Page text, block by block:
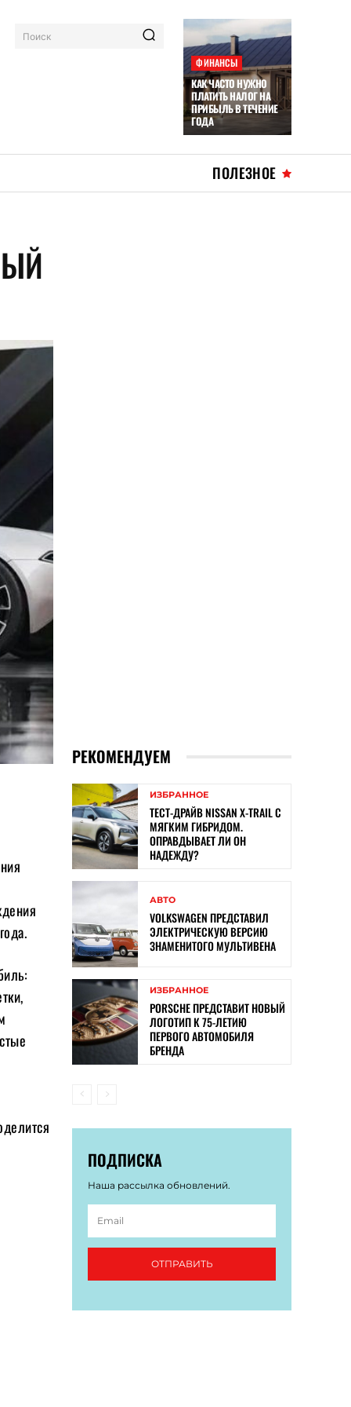
Поиск
ФИНАНСЫ
КАК ЧАСТО НУЖНО
ПЛАТИТЬ НАЛОГ НА
ПРИБЫЛЬ В ТЕЧЕНИЕ
ГОДА
ПОЛЕЗНОЕ
РЕКОМЕНДУЕМ
ИЗБРАННОЕ
ТЕСТ-ДРАЙВ NISSAN X-TRAIL С
МЯГКИМ ГИБРИДОМ.
ОПРАВДЫВАЕТ ЛИ ОН
НАДЕЖДУ?
АВТО
VOLKSWAGEN ПРЕДСТАВИЛ
ЭЛЕКТРИЧЕСКУЮ ВЕРСИЮ
ЗНАМЕНИТОГО МУЛЬТИВЕНА
ИЗБРАННОЕ
PORSCHE ПРЕДСТАВИТ НОВЫЙ
ЛОГОТИП К 75-ЛЕТИЮ
ПЕРВОГО АВТОМОБИЛЯ
БРЕНДА
ПОДПИСКА
Наша рассылка обновлений.
ОТПРАВИТЬ